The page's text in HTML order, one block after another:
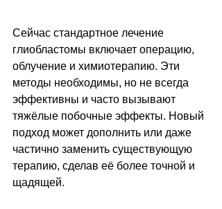
Сейчас стандартное лечение
глиобластомы включает операцию,
облучение и химиотерапию. Эти
методы необходимы, но не всегда
эффективны и часто вызывают
тяжёлые побочные эффекты. Новый
подход может дополнить или даже
частично заменить существующую
терапию, сделав её более точной и
щадящей.